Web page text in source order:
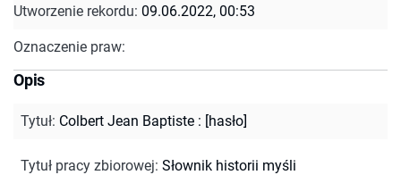
Utworzenie rekordu: 09.06.2022, 00:53
Oznaczenie praw:
Opis
Tytuł: Colbert Jean Baptiste : [hasło]
Tytuł pracy zbiorowej: Słownik historii myśli